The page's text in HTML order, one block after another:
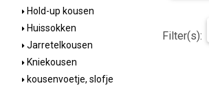
Hold-up kousen
Huissokken
Jarretelkousen
Kniekousen
kousenvoetje, slofje
Filter(s):